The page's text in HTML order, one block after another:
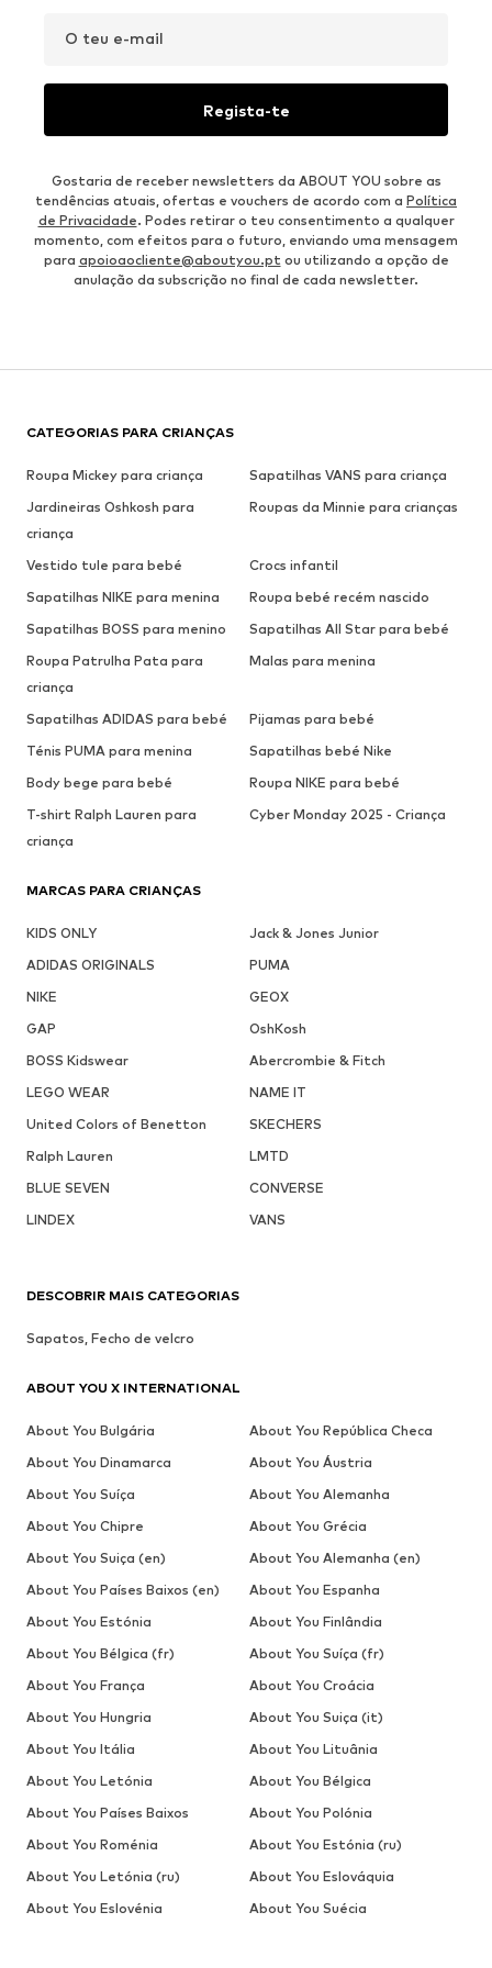
O teu e-mail
Regista-te
Gostaria de receber newsletters da ABOUT YOU sobre as
tendências atuais, ofertas e vouchers de acordo com a Política
de Privacidade. Podes retirar o teu consentimento a qualquer
momento, com efeitos para o futuro, enviando uma mensagem
para apoioaocliente@aboutyou.ptou utilizando a opção de
anulação da subscrição no final de cada newsletter.
CATEGORIAS PARA CRIANÇAS
Roupa Mickey para criança
Sapatilhas VANS para criança
Jardineiras Oshkosh para
criança
Roupas da Minnie para crianças
Vestido tule para bebé
Crocs infantil
Sapatilhas NIKE para menina
Roupa bebé recém nascido
Sapatilhas BOSS para menino
Sapatilhas All Star para bebé
Roupa Patrulha Pata para
criança
Malas para menina
Sapatilhas ADIDAS para bebé
Pijamas para bebé
Ténis PUMA para menina
Sapatilhas bebé Nike
Body bege para bebé
Roupa NIKE para bebé
T-shirt Ralph Lauren para
criança
Cyber Monday 2025 - Criança
MARCAS PARA CRIANÇAS
KIDS ONLY
Jack & Jones Junior
ADIDAS ORIGINALS
PUMA
NIKE
GEOX
GAP
OshKosh
BOSS Kidswear
Abercrombie & Fitch
LEGO WEAR
NAME IT
United Colors of Benetton
SKECHERS
Ralph Lauren
LMTD
BLUE SEVEN
CONVERSE
LINDEX
VANS
DESCOBRIR MAIS CATEGORIAS
Sapatos, Fecho de velcro
ABOUT YOU X INTERNATIONAL
About You Bulgária
About You República Checa
About You Dinamarca
About You Áustria
About You Suíça
About You Alemanha
About You Chipre
About You Grécia
About You Suiça (en)
About You Alemanha (en)
About You Países Baixos (en)
About You Espanha
About You Estónia
About You Finlândia
About You Bélgica (fr)
About You Suíça (fr)
About You França
About You Croácia
About You Hungria
About You Suiça (it)
About You Itália
About You Lituânia
About You Letónia
About You Bélgica
About You Países Baixos
About You Polónia
About You Roménia
About You Estónia (ru)
About You Letónia (ru)
About You Eslováquia
About You Eslovénia
About You Suécia